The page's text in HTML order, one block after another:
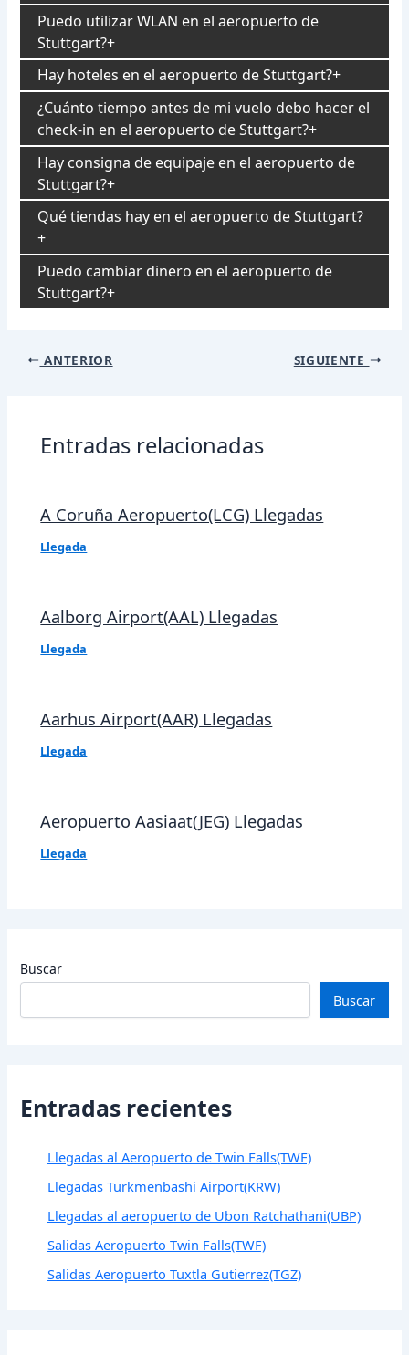
Puedo utilizar WLAN en el aeropuerto de
Stuttgart?
Hay hoteles en el aeropuerto de Stuttgart?
¿Cuánto tiempo antes de mi vuelo debo hacer el
check-in en el aeropuerto de Stuttgart?
Hay consigna de equipaje en el aeropuerto de
Stuttgart?
Qué tiendas hay en el aeropuerto de Stuttgart?
Puedo cambiar dinero en el aeropuerto de
Stuttgart?
Navegación
ANTERIOR SIGUIENTE
Entradas relacionadas
A Coruña Aeropuerto(LCG) Llegadas
Llegada
Aalborg Airport(AAL) Llegadas
Llegada
Aarhus Airport(AAR) Llegadas
Llegada
Aeropuerto Aasiaat(JEG) Llegadas
Llegada
Buscar
Buscar
Entradas recientes
Llegadas al Aeropuerto de Twin Falls(TWF)
Llegadas Turkmenbashi Airport(KRW)
Llegadas al aeropuerto de Ubon Ratchathani(UBP)
Salidas Aeropuerto Twin Falls(TWF)
Salidas Aeropuerto Tuxtla Gutierrez(TGZ)